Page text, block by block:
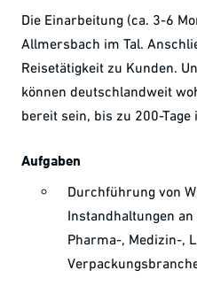
Die Einarbeitung (ca. 3-6
Allmersbach im Tal.
Reisetätigkeit zu Kunden.
können deutschlandweit
bereit sein, bis zu 200-
Aufgaben
Durchführung von
Instandhaltungen
Pharma-, Medizin-,